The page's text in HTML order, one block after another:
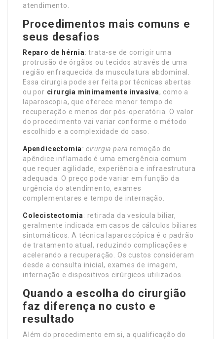
atendimento.
Procedimentos mais comuns e
seus desafios
Reparo de hérnia: trata-se de corrigir uma
protrusão de órgãos ou tecidos através de uma
região enfraquecida da musculatura abdominal.
Essa cirurgia pode ser feita por técnicas abertas
ou por cirurgia minimamente invasiva, como a
laparoscopia, que oferece menor tempo de
recuperação e menos dor pós-operatória. O valor
do procedimento vai variar conforme o método
escolhido e a complexidade do caso.
Apendicectomia: cirurgia para remoção do
apêndice inflamado é uma emergência comum
que requer agilidade, experiência e infraestrutura
adequada. O preço pode variar em função da
urgência do atendimento, exames
complementares e tempo de internação.
Colecistectomia: retirada da vesícula biliar,
geralmente indicada em casos de cálculos biliares
sintomáticos. A técnica laparoscópica é o padrão
de tratamento atual, reduzindo complicações e
acelerando a recuperação. Os custos consideram
desde a consulta inicial, exames de imagem,
internação e dispositivos cirúrgicos utilizados.
Quando a escolha do cirurgião
faz diferença no custo e
resultado
Além do procedimento em si, a qualificação do